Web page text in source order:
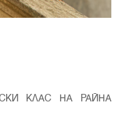
КЛАС НА РАЙНА